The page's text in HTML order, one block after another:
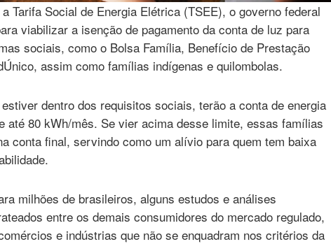
Tarifa Social de Energia Elétrica (TSEE), o governo federal
viabilizar a isenção de pagamento da conta de luz para
sociais, como o Bolsa Família, Benefício de Prestação
assim como famílias indígenas e quilombolas.
dentro dos requisitos sociais, terão a conta de energia
até 80 kWh/mês. Se vier acima desse limite, essas famílias
conta final, servindo como um alívio para quem tem baixa
milhões de brasileiros, alguns estudos e análises
entre os demais consumidores do mercado regulado,
e indústrias que não se enquadram nos critérios da